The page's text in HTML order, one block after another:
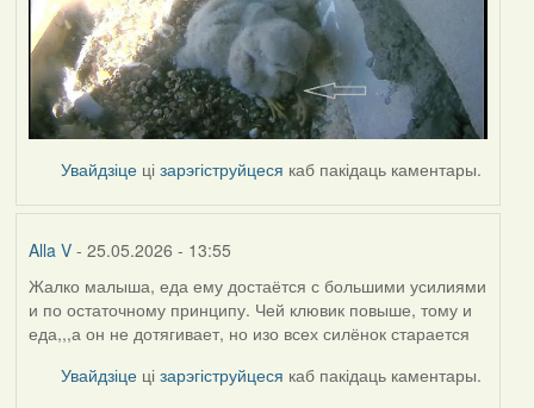
Увайдзіце цізарэгіструйцеся каб пакідаць каментары.
Alla V- 25.05.2026 - 13:55
Жалко малыша, еда ему достаётся с большими усилиями
и по остаточному принципу. Чей клювик повыше, тому и
еда,,,а он не дотягивает, но изо всех силёнок старается
Увайдзіце цізарэгіструйцеся каб пакідаць каментары.